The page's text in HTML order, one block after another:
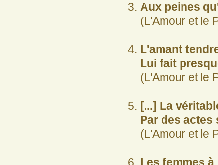
Aux peines
(L'Amour et le
L'amant
Lui fait
(L'Amour et le
[...] La
Par des actes
(L'Amour et le
Les femmes